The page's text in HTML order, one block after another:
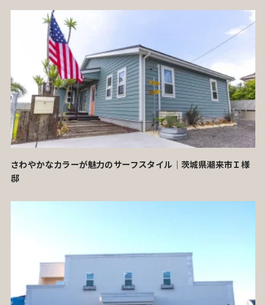
さわやかなカラーが魅力のサーフスタイル｜茨城県潮来市Ｉ様
邸